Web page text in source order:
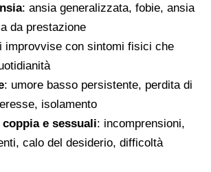
: ansia generalizzata, fobie, ansia
da prestazione
improvvise con sintomi fisici che
: umore basso persistente, perdita di
isolamento
e sessuali: incomprensioni,
calo del desiderio, difficoltà